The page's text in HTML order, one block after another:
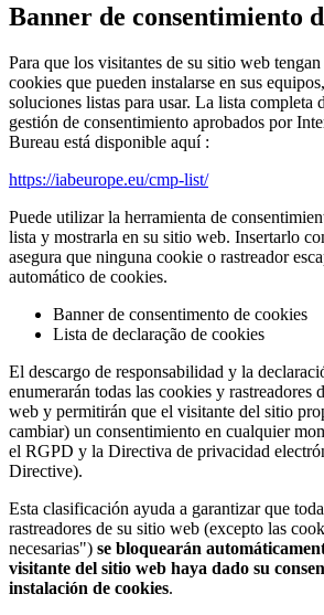
Banner de consentimiento
Para que los visitantes de su sitio web
cookies que pueden instalarse en sus
soluciones listas para usar. La lista completa
gestión de consentimiento aprobados por
Bureau está disponible aquí :
https://iabeurope.eu/cmp-list/
Puede utilizar la herramienta de
lista y mostrarla en su sitio web. Insertarlo
asegura que ninguna cookie o rastreador
automático de cookies.
Banner de consentimento de cookies
Lista de declaração de cookies
El descargo de responsabilidad y la
enumerarán todas las cookies y rastreadores
web y permitirán que el visitante del sitio
cambiar) un consentimiento en cualquier
el RGPD y la Directiva de privacidad
Directive).
Esta clasificación ayuda a garantizar que
rastreadores de su sitio web (excepto las
necesarias") se bloquearán
visitante del sitio web haya dado su
instalación de cookies.